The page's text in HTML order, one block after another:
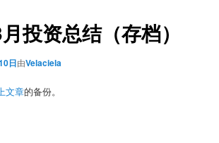
投资总结（存档）
日由Velaciela
文章的备份。